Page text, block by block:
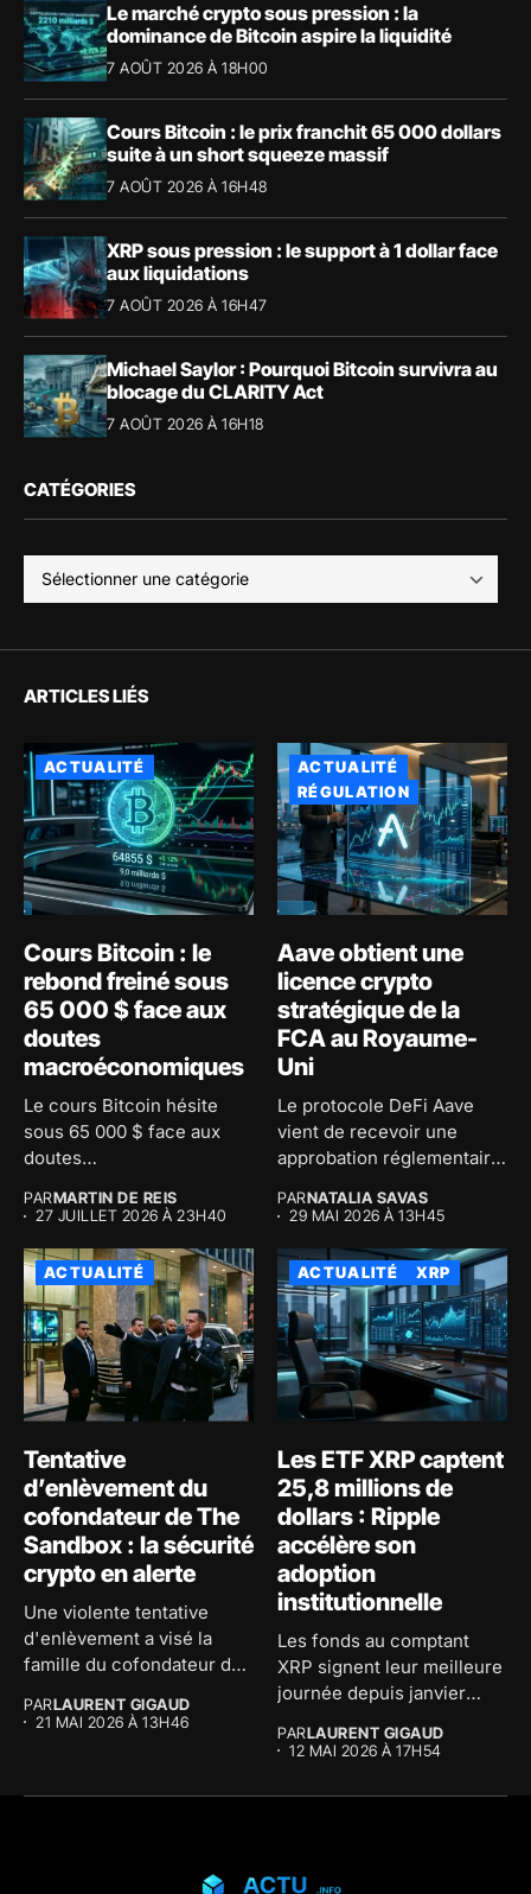
Le marché crypto sous pression : la
dominance de Bitcoin aspire la liquidité
7 AOÛT 2026 À 18H00
Cours Bitcoin : le prix franchit 65 000 dollars
suite à un short squeeze massif
7 AOÛT 2026 À 16H48
XRP sous pression : le support à 1 dollar face
aux liquidations
7 AOÛT 2026 À 16H47
Michael Saylor : Pourquoi Bitcoin survivra au
blocage du CLARITY Act
7 AOÛT 2026 À 16H18
CATÉGORIES
ARTICLES LIÉS
ACTUALITÉ
Cours Bitcoin : le
rebond freiné sous
65 000 $ face aux
doutes
macroéconomiques
Le cours Bitcoin hésite
sous 65 000 $ face aux
doutes
PARMARTIN DE REIS
27 JUILLET 2026 À 23H40
ACTUALITÉ
RÉGULATION
Aave obtient une
licence crypto
stratégique de la
FCA au Royaume-
Uni
Le protocole DeFi Aave
vient de recevoir une
approbation réglementaire
PARNATALIA SAVAS
29 MAI 2026 À 13H45
ACTUALITÉ
Tentative
d’enlèvement du
cofondateur de The
Sandbox : la sécurité
crypto en alerte
Une violente tentative
d'enlèvement a visé la
famille du cofondateur de
PARLAURENT GIGAUD
21 MAI 2026 À 13H46
ACTUALITÉ XRP
Les ETF XRP captent
25,8 millions de
dollars : Ripple
accélère son
adoption
institutionnelle
Les fonds au comptant
XRP signent leur meilleure
journée depuis janvier
PARLAURENT GIGAUD
12 MAI 2026 À 17H54